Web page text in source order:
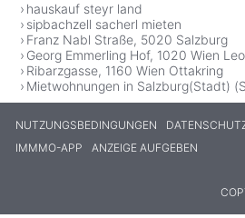
hauskauf steyr land
sipbachzell sacherl mieten
Franz Nabl Straße, 5020 Salzburg
Georg Emmerling Hof, 1020 Wien
Ribarzgasse, 1160 Wien Ottakring
Mietwohnungen in Salzburg(Stadt)
NUTZUNGSBEDINGUNGEN
IMMMO-APP
ANZEIGE AUFGEBEN